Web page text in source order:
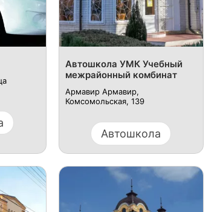
Автошкола УМК Учебный
межрайонный комбинат
Армавир Армавир,
Комсомольская, 139
Автошкола